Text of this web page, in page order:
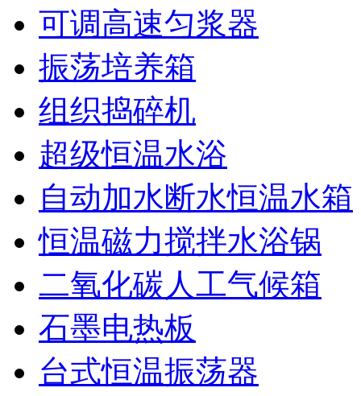
可调高速匀浆器
振荡培养箱
组织捣碎机
超级恒温水浴
自动加水断水恒温水箱
恒温磁力搅拌水浴锅
二氧化碳人工气候箱
石墨电热板
台式恒温振荡器